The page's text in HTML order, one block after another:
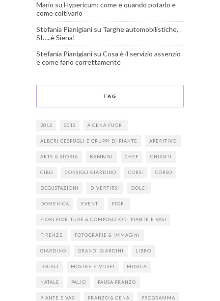
Mario su Hypericum: come e quando potarlo e
come coltivarlo
Stefania Pianigiani su Targhe automobilistiche,
SI…..è Siena!
Stefania Pianigiani su Cosa è il servizio assenzio
e come farlo correttamente
TAG
2012 2013 A CENA FUORI
ALBERI CESPUGLI E GRUPPI DI PIANTE APERITIVO
ARTE & STORIA BAMBINI CHEF CHIANTI
CIBO CONSIGLI GIARDINO CORSI CORSO
DEGUSTAZIONI DIVERTIRSI DOLCI
DOMENICA EVENTI FIORI
FIORI FIORITURE & COMPOSIZIONI PIANTE E VASI
FIRENZE FOTOGRAFIE & IMMAGINI
GIARDINO GRANDI GIARDINI LIBRO
LOCALI MOSTRE E MUSEI MUSICA
NATALE PALIO PAUSA PRANZO
PIANTE E VASI PRANZO & CENA PROGRAMMA